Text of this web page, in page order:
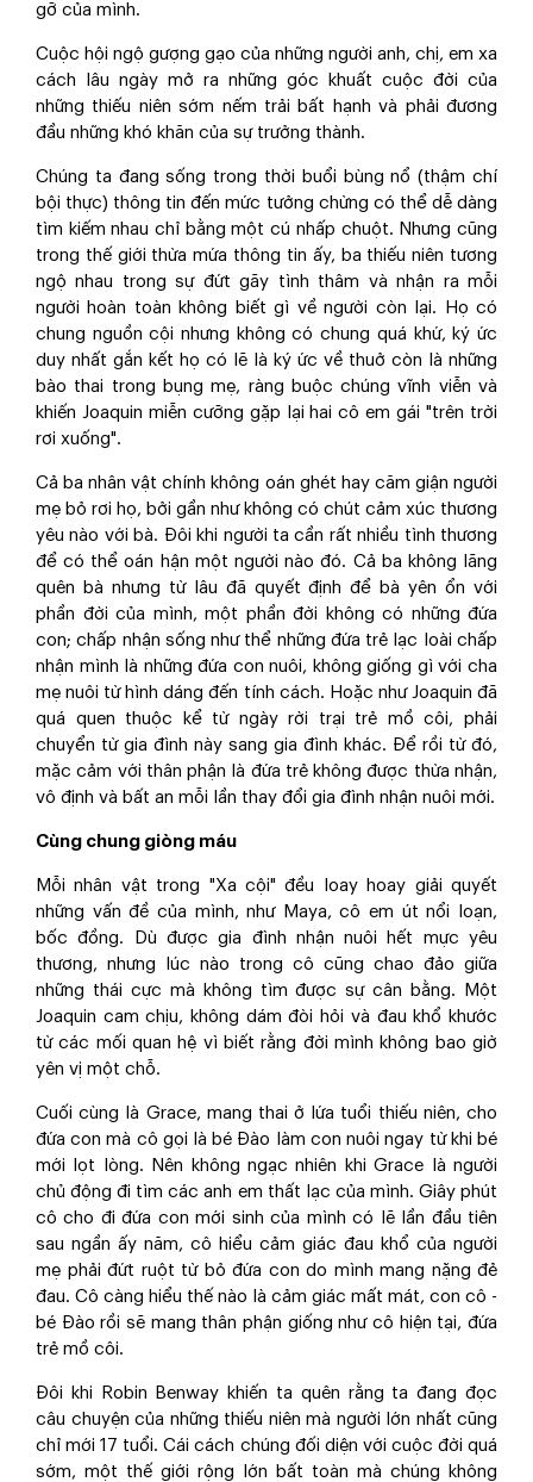
gỡ của mình.
Cuộc hội ngộ gượng gạo của những người anh, chị, em xa
cách lâu ngày mở ra những góc khuất cuộc đời của
những thiếu niên sớm nếm trải bất hạnh và phải đương
đầu những khó khăn của sự trưởng thành.
Chúng ta đang sống trong thời buổi bùng nổ (thậm chí
bội thực) thông tin đến mức tưởng chừng có thể dễ dàng
tìm kiếm nhau chỉ bằng một cú nhấp chuột. Nhưng cũng
trong thế giới thừa mứa thông tin ấy, ba thiếu niên tương
ngộ nhau trong sự đứt gãy tình thâm và nhận ra mỗi
người hoàn toàn không biết gì về người còn lại. Họ có
chung nguồn cội nhưng không có chung quá khứ, ký ức
duy nhất gắn kết họ có lẽ là ký ức về thuở còn là những
bào thai trong bụng mẹ, ràng buộc chúng vĩnh viễn và
khiến Joaquin miễn cưỡng gặp lại hai cô em gái "trên trời
rơi xuống".
Cả ba nhân vật chính không oán ghét hay căm giận người
mẹ bỏ rơi họ, bởi gần như không có chút cảm xúc thương
yêu nào với bà. Đôi khi người ta cần rất nhiều tình thương
để có thể oán hận một người nào đó. Cả ba không lãng
quên bà nhưng từ lâu đã quyết định để bà yên ổn với
phần đời của mình, một phần đời không có những đứa
con; chấp nhận sống như thể những đứa trẻ lạc loài chấp
nhận mình là những đứa con nuôi, không giống gì với cha
mẹ nuôi từ hình dáng đến tính cách. Hoặc như Joaquin đã
quá quen thuộc kể từ ngày rời trại trẻ mồ côi, phải
chuyển từ gia đình này sang gia đình khác. Để rồi từ đó,
mặc cảm với thân phận là đứa trẻ không được thừa nhận,
vô định và bất an mỗi lần thay đổi gia đình nhận nuôi mới.
Cùng chung giòng máu
Mỗi nhân vật trong "Xa cội" đều loay hoay giải quyết
những vấn đề của mình, như Maya, cô em út nổi loạn,
bốc đồng. Dù được gia đình nhận nuôi hết mực yêu
thương, nhưng lúc nào trong cô cũng chao đảo giữa
những thái cực mà không tìm được sự cân bằng. Một
Joaquin cam chịu, không dám đòi hỏi và đau khổ khước
từ các mối quan hệ vì biết rằng đời mình không bao giờ
yên vị một chỗ.
Cuối cùng là Grace, mang thai ở lứa tuổi thiếu niên, cho
đứa con mà cô gọi là bé Đào làm con nuôi ngay từ khi bé
mới lọt lòng. Nên không ngạc nhiên khi Grace là người
chủ động đi tìm các anh em thất lạc của mình. Giây phút
cô cho đi đứa con mới sinh của mình có lẽ lần đầu tiên
sau ngần ấy năm, cô hiểu cảm giác đau khổ của người
mẹ phải đứt ruột từ bỏ đứa con do mình mang nặng đẻ
đau. Cô càng hiểu thế nào là cảm giác mất mát, con cô -
bé Đào rồi sẽ mang thân phận giống như cô hiện tại, đứa
trẻ mồ côi.
Đôi khi Robin Benway khiến ta quên rằng ta đang đọc
câu chuyện của những thiếu niên mà người lớn nhất cũng
chỉ mới 17 tuổi. Cái cách chúng đối diện với cuộc đời quá
sớm, một thế giới rộng lớn bất toàn mà chúng không